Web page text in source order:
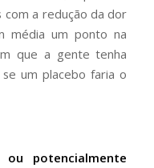
com a redução da dor
média um ponto na
que a gente tenha
um placebo faria o
ou potencialmente